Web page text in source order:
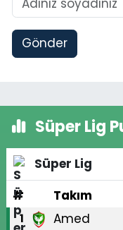
Gönder
Süper Lig
Süper Lig
#
Takım
1 Amed